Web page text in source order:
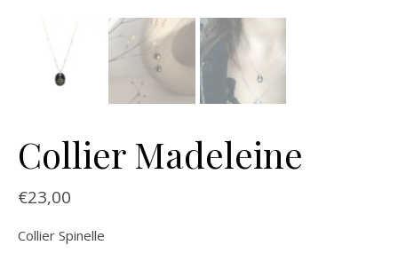
Collier Madeleine
€23,00
Collier Spinelle